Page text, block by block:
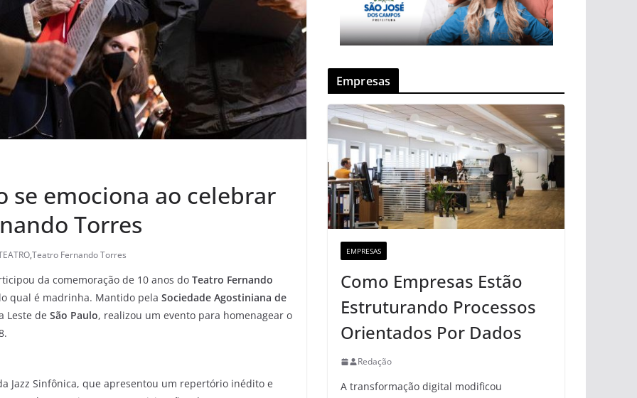
se emociona ao celebrar
Torres
,Teatro Fernando Torres
da comemoração de 10 anos do Teatro Fernando
qual é madrinha. Mantido pela Sociedade Agostiniana de
Leste de São Paulo, realizou um evento para homenagear o
Jazz Sinfônica, que apresentou um repertório inédito e
Empresas
EMPRESAS
Como Empresas Estão
Estruturando Processos
Orientados Por Dados
Redação
A transformação digital modificou